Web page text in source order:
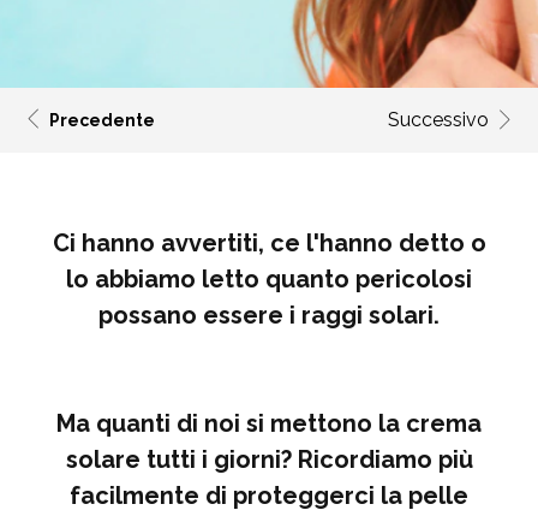
Precedente Successivo
Ci hanno avvertiti, ce l'hanno detto o
lo abbiamo letto quanto pericolosi
possano essere i raggi solari.
Ma quanti di noi si mettono la crema
solare tutti i giorni? Ricordiamo più
facilmente di proteggerci la pelle